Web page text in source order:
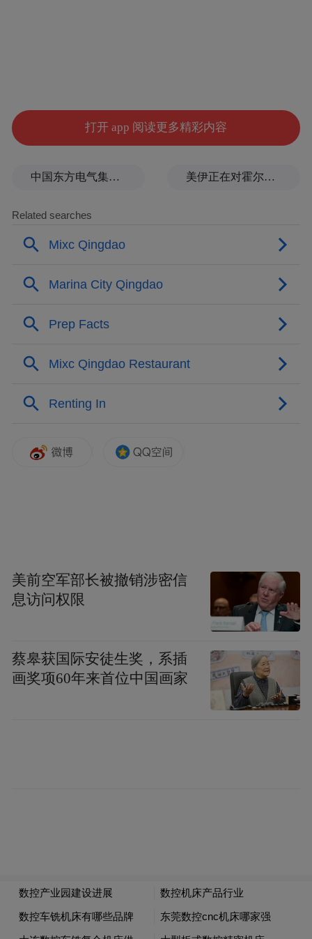
都能在玩偶娃娃的纤小身躯上找到迪奥设计
的精髓。
倪妮小姐正全神贯注的观赏展览
打开 app 阅读更多精彩内容
中国东方电气集团原党组副书记、董事宋致远被查 美伊正在对霍尔木兹进行最后博弈
美前空军部长被撤销涉密信
息访问权限
蔡皋获国际安徒生奖，系插
画奖项60年来首位中国画家